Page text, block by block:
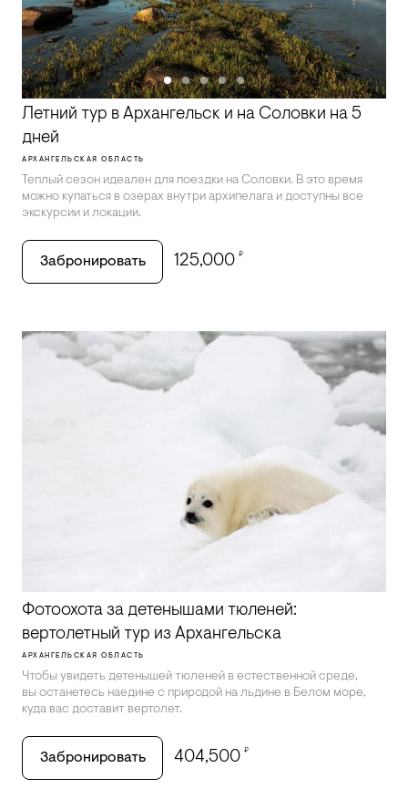
Летний тур в Архангельск и на Соловки на 5
дней
АРХАНГЕЛЬСКАЯ ОБЛАСТЬ
Теплый сезон идеален для поездки на Соловки. В это время
можно купаться в озерах внутри архипелага и доступны все
экскурсии и локации.
Забронировать 125,000 ₽
Фотоохота за детенышами тюленей:
вертолетный тур из Архангельска
АРХАНГЕЛЬСКАЯ ОБЛАСТЬ
Чтобы увидеть детенышей тюленей в естественной среде,
вы останетесь наедине с природой на льдине в Белом море,
куда вас доставит вертолет.
Забронировать 404,500 ₽